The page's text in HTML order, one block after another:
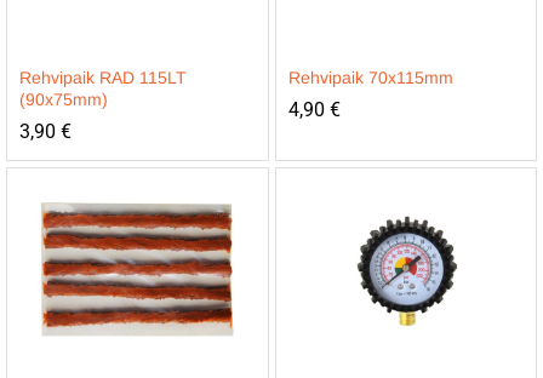
Rehvipaik RAD 115LT
(90x75mm)
3,90 €
Rehvipaik 70x115mm
4,90 €